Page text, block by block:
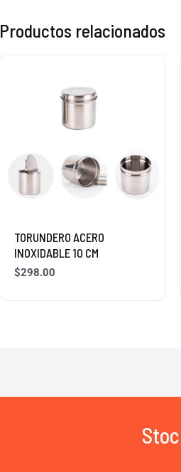
Productos relacionados
TORUNDERO ACERO
INOXIDABLE 10 CM
$298.00